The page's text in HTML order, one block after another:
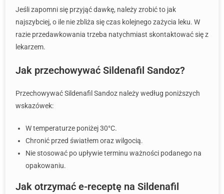
Jeśli zapomni się przyjąć dawkę, należy zrobić to jak
najszybciej, o ile nie zbliża się czas kolejnego zażycia leku. W
razie przedawkowania trzeba natychmiast skontaktować się z
lekarzem.
Jak przechowywać Sildenafil Sandoz?
Przechowywać Sildenafil Sandoz należy według poniższych
wskazówek:
W temperaturze poniżej 30°C.
Chronić przed światłem oraz wilgocią.
Nie stosować po upływie terminu ważności podanego na
opakowaniu.
Jak otrzymać e-receptę na Sildenafil